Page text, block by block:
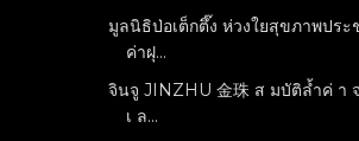
มูลนิธิป่อเต็กตึ๊ง ห่วงใยสุขภาพปร
ค่าฝุ...
จินจู JINZHU 金珠 ส มบัติล้ำค่ า
เ ล...